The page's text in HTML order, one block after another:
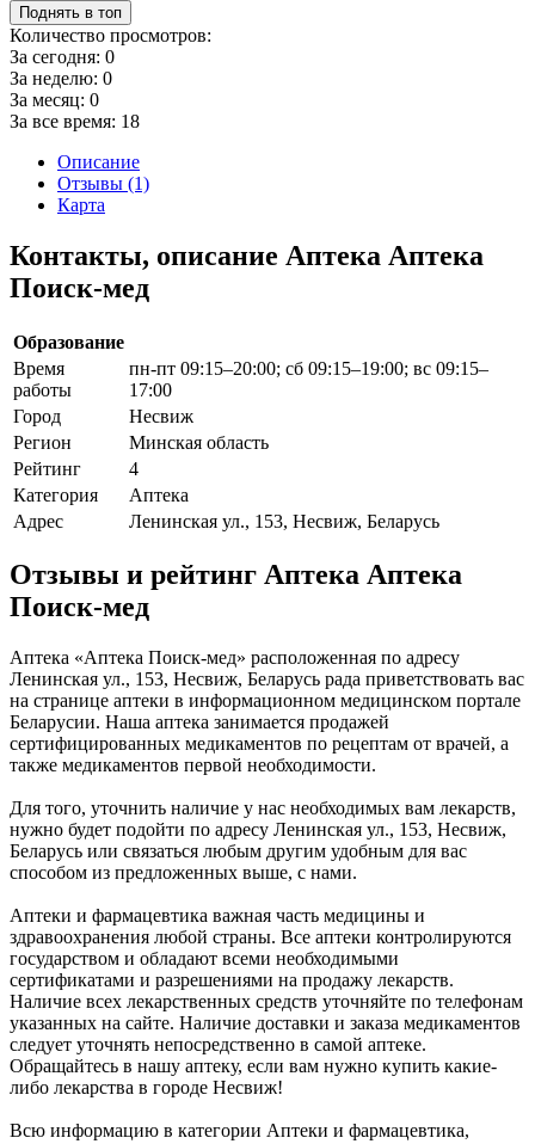
Поднять в топ
Количество просмотров:
За сегодня: 0
За неделю: 0
За месяц: 0
За все время: 18
Описание
Отзывы (1)
Карта
Контакты, описание Аптека Аптека
Поиск-мед
Образование
Время
работы
пн-пт 09:15–20:00; сб 09:15–19:00; вс 09:15–
17:00
Город
Несвиж
Регион
Минская область
Рейтинг
4
Категория
Аптека
Адрес
Ленинская ул., 153, Несвиж, Беларусь
Отзывы и рейтинг Аптека Аптека
Поиск-мед
Аптека «Аптека Поиск-мед» расположенная по адресу
Ленинская ул., 153, Несвиж, Беларусь рада приветствовать вас
на странице аптеки в информационном медицинском портале
Беларусии. Наша аптека занимается продажей
сертифицированных медикаментов по рецептам от врачей, а
также медикаментов первой необходимости.
Для того, уточнить наличие у нас необходимых вам лекарств,
нужно будет подойти по адресу Ленинская ул., 153, Несвиж,
Беларусь или связаться любым другим удобным для вас
способом из предложенных выше, с нами.
Аптеки и фармацевтика важная часть медицины и
здравоохранения любой страны. Все аптеки контролируются
государством и обладают всеми необходимыми
сертификатами и разрешениями на продажу лекарств.
Наличие всех лекарственных средств уточняйте по телефонам
указанных на сайте. Наличие доставки и заказа медикаментов
следует уточнять непосредственно в самой аптеке.
Обращайтесь в нашу аптеку, если вам нужно купить какие-
либо лекарства в городе Несвиж!
Всю информацию в категории Аптеки и фармацевтика,